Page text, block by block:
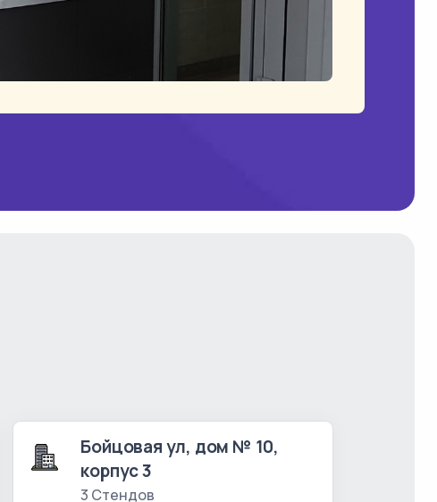
Бойцовая ул, дом № 10,
корпус 3
3 Стендов